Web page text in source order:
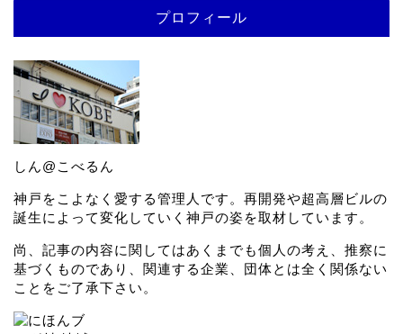
プロフィール
しん@こべるん
神戸をこよなく愛する管理人です。再開発や超高層ビルの
誕生によって変化していく神戸の姿を取材しています。
尚、記事の内容に関してはあくまでも個人の考え、推察に
基づくものであり、関連する企業、団体とは全く関係ない
ことをご了承下さい。